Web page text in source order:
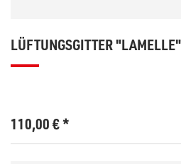
LÜFTUNGSGITTER
110,00€*